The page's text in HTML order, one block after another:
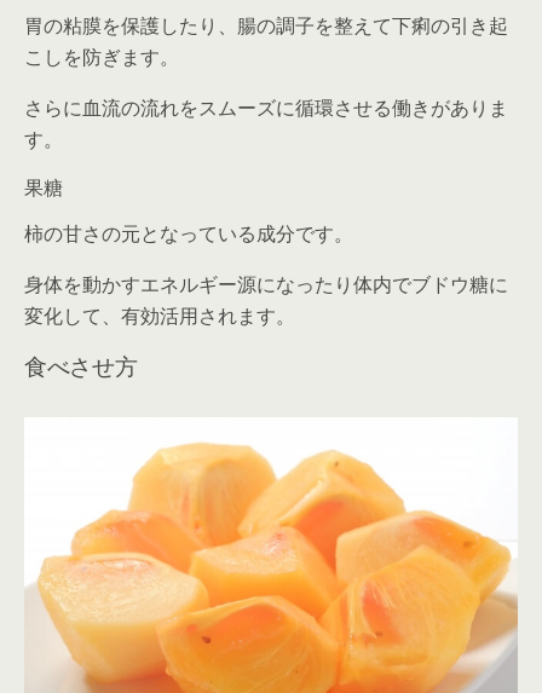
胃の粘膜を保護したり、腸の調子を整えて下痢の引き起
こしを防ぎます。
さらに血流の流れをスムーズに循環させる働きがありま
す。
果糖
柿の甘さの元となっている成分です。
身体を動かすエネルギー源になったり体内でブドウ糖に
変化して、有効活用されます。
食べさせ方